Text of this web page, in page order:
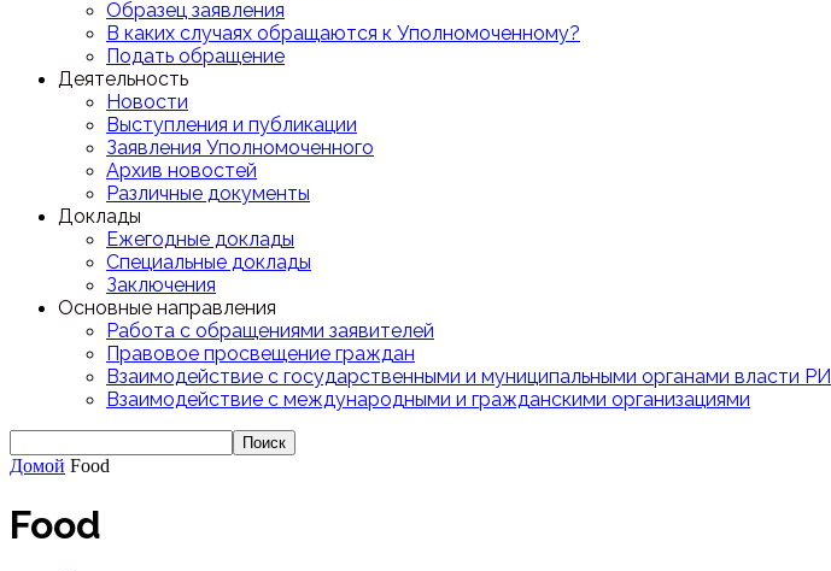
Образец заявления
В каких случаях обращаются к Уполномоченному?
Подать обращение
Деятельность
Новости
Выступления и публикации
Заявления Уполномоченного
Архив новостей
Различные документы
Доклады
Ежегодные доклады
Специальные доклады
Заключения
Основные направления
Работа с обращениями заявителей
Правовое просвещение граждан
Взаимодействие с государственными и муниципальными органами власти РИ
Взаимодействие с международными и гражданскими организациями
Домой Food
Food